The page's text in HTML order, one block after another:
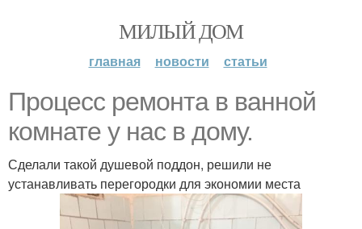
МИЛЫЙ ДОМ
главная новости статьи
Процесс ремонта в ванной
комнате у нас в дому.
Сделали такой душевой поддон, решили не
устанавливать перегородки для экономии места